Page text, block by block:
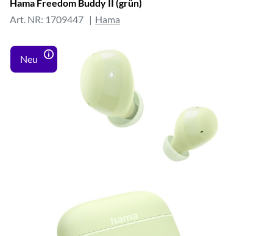
Hama Freedom Buddy II (grün)
Art. NR: 1709447
Hama
Neu